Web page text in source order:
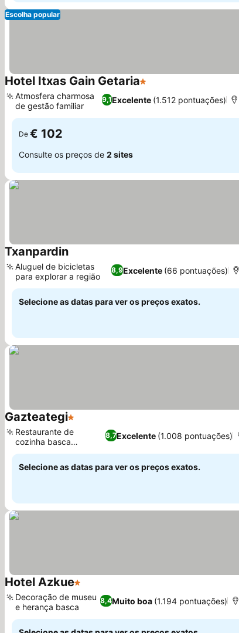
Escolha popular
Hotel Itxas Gain Getaria1 Estrelas
9,1Excelente (1.512 pontuações)
Atmosfera charmosa
de gestão familiar
De € 102
Consulte os preços de 2 sites
Txanpardin
8,9Excelente (66 pontuações)
Aluguel de bicicletas
para explorar a região
Selecione as datas para ver os preços exatos.
Gazteategi1 Estrelas
8,7Excelente (1.008 pontuações)
Restaurante de
cozinha basca
tradicional
Selecione as datas para ver os preços exatos.
Hotel Azkue1 Estrelas
8,4Muito boa (1.194 pontuações)
Decoração de museu
e herança basca